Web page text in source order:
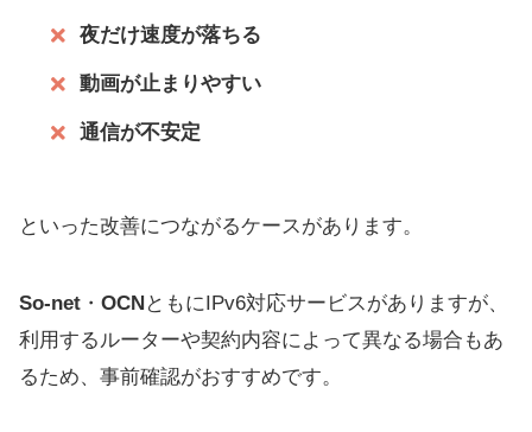
夜だけ速度が落ちる
動画が止まりやすい
通信が不安定
といった改善につながるケースがあります。
So-net ・ OCNともにIPv6対応サービスがありますが、
利用するルーターや契約内容によって異なる場合もあ
るため、事前確認がおすすめです。